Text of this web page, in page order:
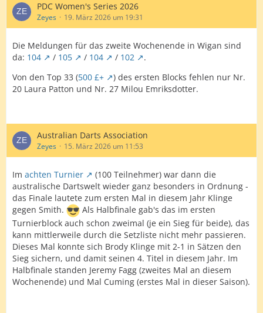
PDC Women's Series 2026
Zeyes 19. März 2026 um 19:31
Die Meldungen für das zweite Wochenende in Wigan sind
da: 104 / 105 / 104 / 102
.
Von den Top 33 (500 £+
) des ersten Blocks fehlen nur Nr.
20 Laura Patton und Nr. 27 Milou Emriksdotter.
Australian Darts Association
Zeyes 15. März 2026 um 11:53
Im achten Turnier
(100 Teilnehmer) war dann die
australische Dartswelt wieder ganz besonders in Ordnung -
das Finale lautete zum ersten Mal in diesem Jahr Klinge
gegen Smith.
Als Halbfinale gab's das im ersten
Turnierblock auch schon zweimal (je ein Sieg für beide), das
kann mittlerweile durch die Setzliste nicht mehr passieren.
Dieses Mal konnte sich Brody Klinge mit 2-1 in Sätzen den
Sieg sichern, und damit seinen 4. Titel in diesem Jahr. Im
Halbfinale standen Jeremy Fagg (zweites Mal an diesem
Wochenende) und Mal Cuming (erstes Mal in dieser Saison).